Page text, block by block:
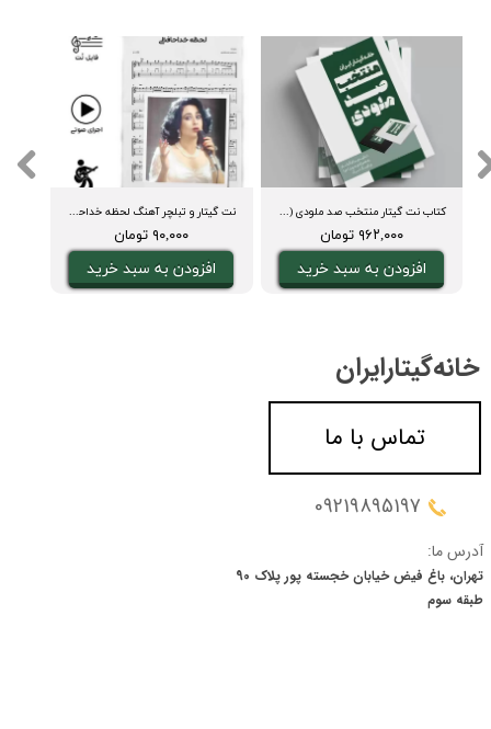
نت گیتار و تبلچر آهنگ لحظه خداحافظی (حمیرا) + بکینگ ترک و آکورد
۹۰,۰۰۰ تومان
افزودن به سبد خرید
کتاب نت گیتار منتخب صد ملودی ( نت و تبلچر، آکورد، ویدیوی اجرا و بکینگ ترک)
۹۶۲,۰۰۰ تومان
افزودن به سبد خرید
خانه‌گیتار‌ایران
09219895197
آدرس ما:
تهران، باغ فیض خیابان خجسته پور پلاک 90
​​​​​​​طبقه سوم
تماس با ما